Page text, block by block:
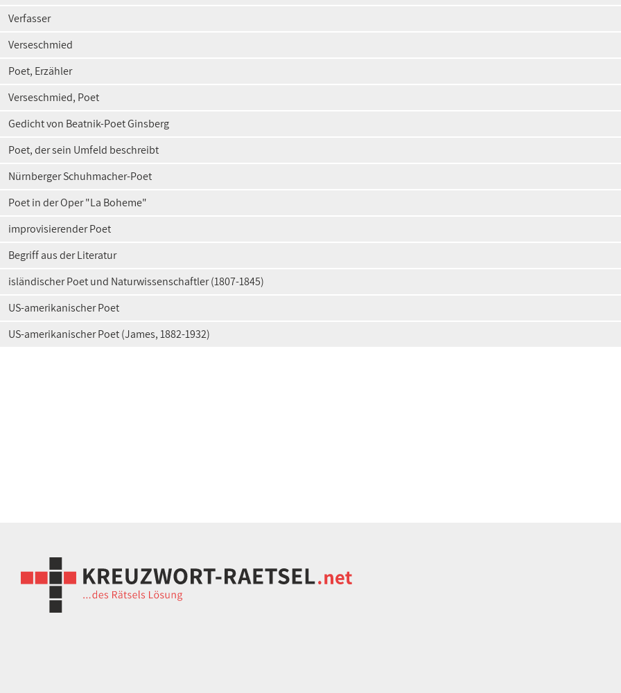
Verfasser
Verseschmied
Poet, Erzähler
Verseschmied, Poet
Gedicht von Beatnik-Poet Ginsberg
Poet, der sein Umfeld beschreibt
Nürnberger Schuhmacher-Poet
Poet in der Oper "La Boheme"
improvisierender Poet
Begriff aus der Literatur
isländischer Poet und Naturwissenschaftler (1807-1845)
US-amerikanischer Poet
US-amerikanischer Poet (James, 1882-1932)